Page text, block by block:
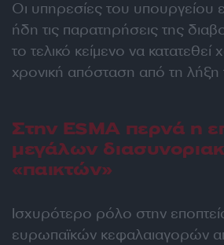
Οι υπηρεσίες του υπουργείου
ήδη τις παρατηρήσεις της
το τελικό κείμενο να κατατεθεί
χρονική απόσταση από τη λήξη
Στην ESMA περνά η
μεγάλων
«παικτών»
Ισχυρότερο ρόλο στην
ευρωπαϊκών κεφαλαιαγορών